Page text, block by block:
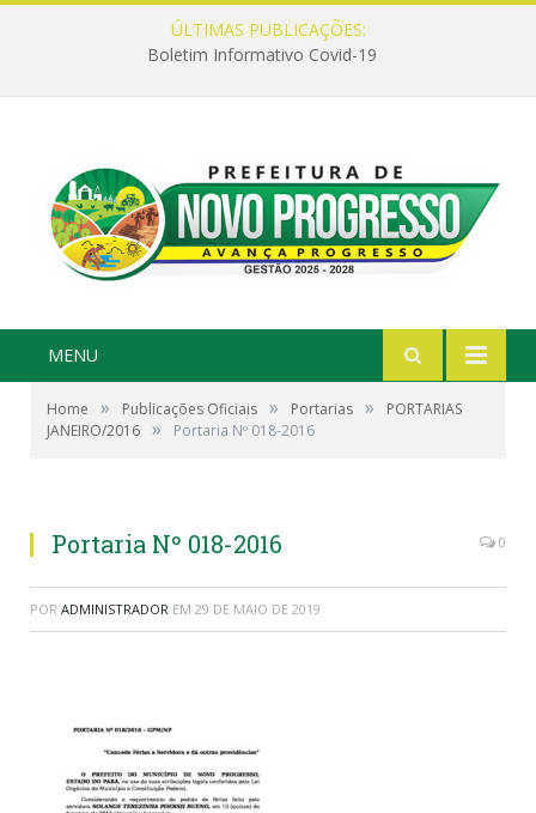
ÚLTIMAS PUBLICAÇÕES:
Boletim Informativo Covid-19
MENU
Home » Publicações Oficiais » Portarias »
PORTARIAS
JANEIRO/2016 » Portaria Nº 018-2016
Portaria Nº 018-2016 0
POR ADMINISTRADOR EM 29 DE MAIO DE 2019